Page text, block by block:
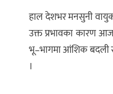
हाल देशभर मनसुनी
उक्त प्रभावका कारण
भू–भागमा आंशिक बदली
।